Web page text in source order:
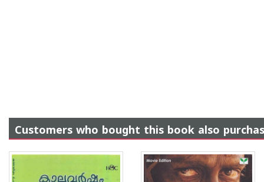
Customers who bought this book also